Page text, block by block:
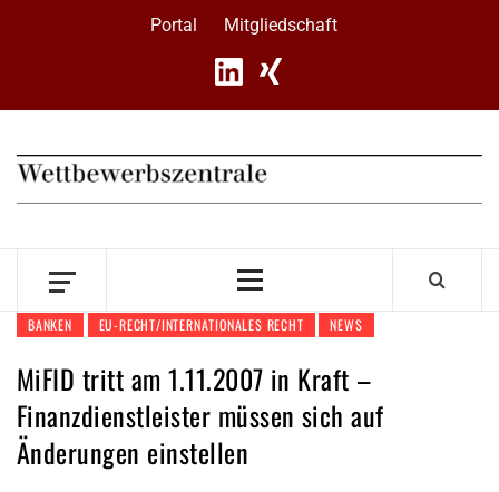
Portal Mitgliedschaft
Primary
BANKEN EU-RECHT/INTERNATIONALES RECHT NEWS
MiFID tritt am 1.11.2007 in Kraft –
Finanzdienstleister müssen sich auf
Änderungen einstellen